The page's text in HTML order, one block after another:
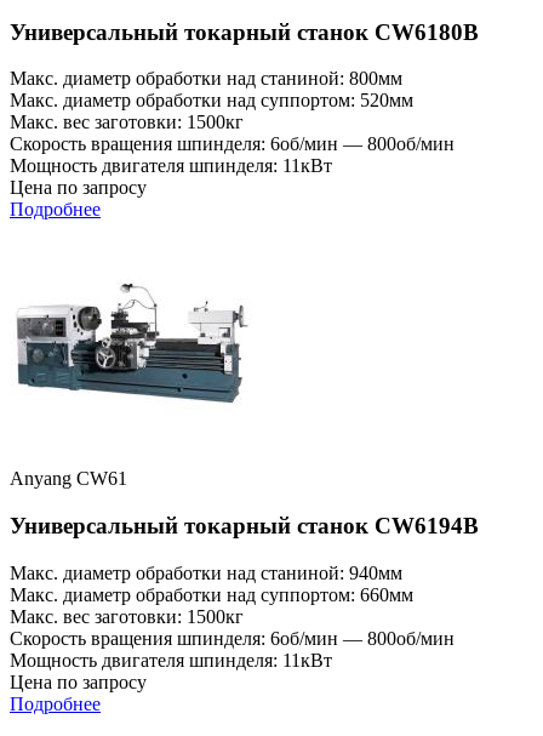
Универсальный токарный станок CW6180B
Макс. диаметр обработки над станиной: 800мм
Макс. диаметр обработки над суппортом: 520мм
Макс. вес заготовки: 1500кг
Скорость вращения шпинделя: 6об/мин — 800об/мин
Мощность двигателя шпинделя: 11кВт
Цена по запросу
Подробнее
Anyang CW61
Универсальный токарный станок CW6194B
Макс. диаметр обработки над станиной: 940мм
Макс. диаметр обработки над суппортом: 660мм
Макс. вес заготовки: 1500кг
Скорость вращения шпинделя: 6об/мин — 800об/мин
Мощность двигателя шпинделя: 11кВт
Цена по запросу
Подробнее